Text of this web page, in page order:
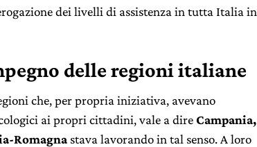
dei livelli di assistenza in tutta Italia in
delle regioni italiane
che, per propria iniziativa, avevano
ai propri cittadini, vale a direCampania,
Romagna stava lavorando in tal senso. A loro